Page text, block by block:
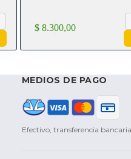
$8.300,00
MEDIOS DE PAGO
Efectivo, transferencia